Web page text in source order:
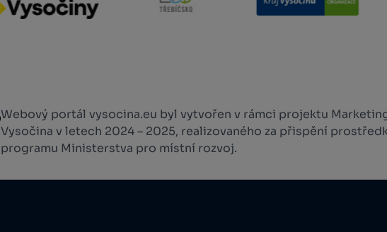
Webový portál vysocina.eu byl vytvořen v rámci projektu
Vysočina v letech 2024 – 2025, realizovaného za přispění
programu Ministerstva pro místní rozvoj.